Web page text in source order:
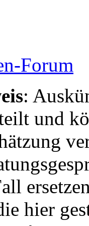
Forum
:
und
hier